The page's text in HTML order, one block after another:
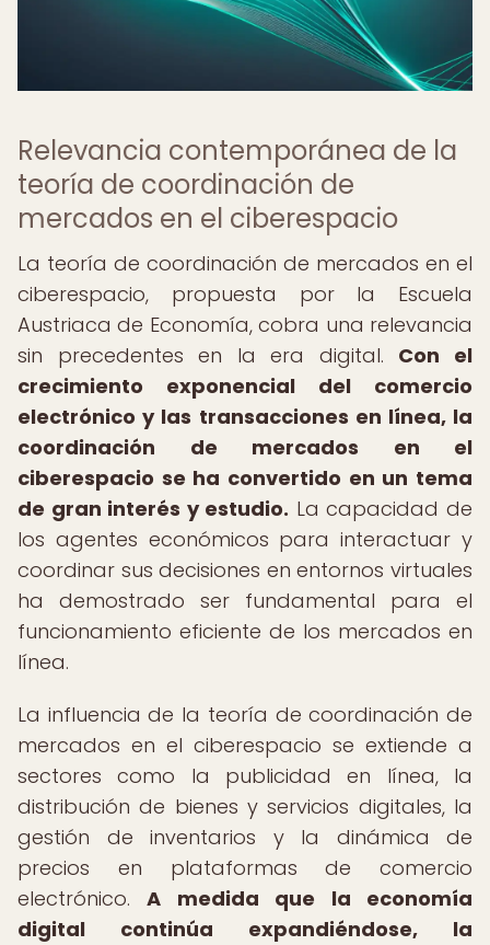
Relevancia contemporánea de la
teoría de coordinación de
mercados en el ciberespacio
La teoría de coordinación de mercados en el
ciberespacio, propuesta por la Escuela
Austriaca de Economía, cobra una relevancia
sin precedentes en la era digital. Con el
crecimiento exponencial del comercio
electrónico y las transacciones en línea, la
coordinación de mercados en el
ciberespacio se ha convertido en un tema
de gran interés y estudio. La capacidad de
los agentes económicos para interactuar y
coordinar sus decisiones en entornos virtuales
ha demostrado ser fundamental para el
funcionamiento eficiente de los mercados en
línea.
La influencia de la teoría de coordinación de
mercados en el ciberespacio se extiende a
sectores como la publicidad en línea, la
distribución de bienes y servicios digitales, la
gestión de inventarios y la dinámica de
precios en plataformas de comercio
electrónico.A medida que la economía
digital continúa expandiéndose, la